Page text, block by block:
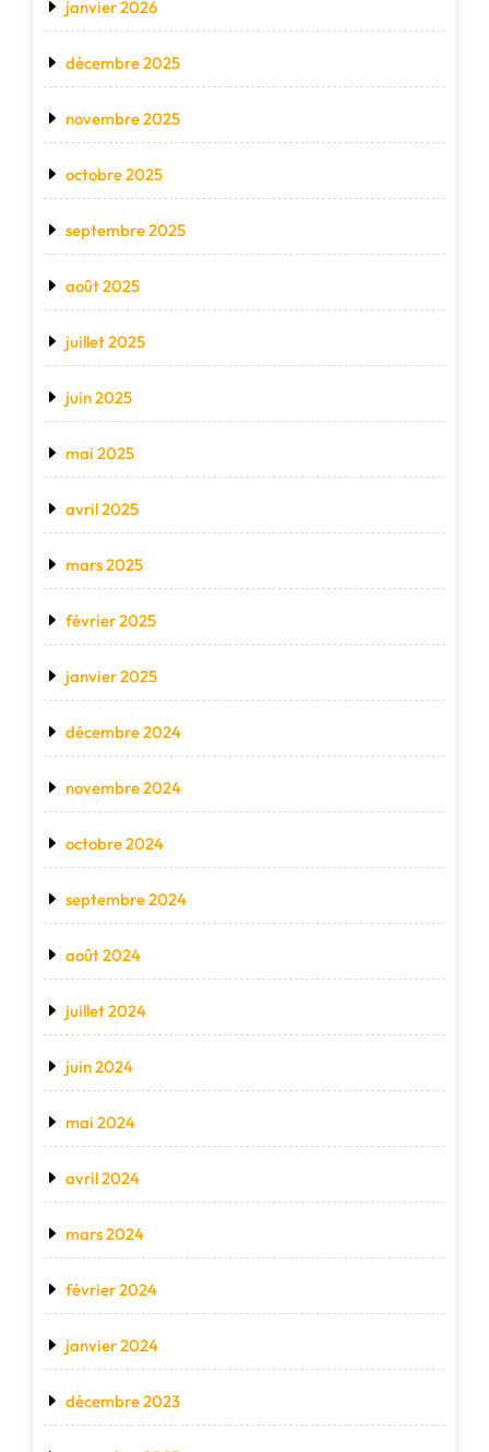
janvier 2026
décembre 2025
novembre 2025
octobre 2025
septembre 2025
août 2025
juillet 2025
juin 2025
mai 2025
avril 2025
mars 2025
février 2025
janvier 2025
décembre 2024
novembre 2024
octobre 2024
septembre 2024
août 2024
juillet 2024
juin 2024
mai 2024
avril 2024
mars 2024
février 2024
janvier 2024
décembre 2023